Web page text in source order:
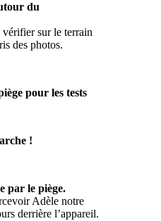
du
sur le terrain
des photos.
pour les tests
!
par le piège.
Adèle notre
derrière l’appareil.